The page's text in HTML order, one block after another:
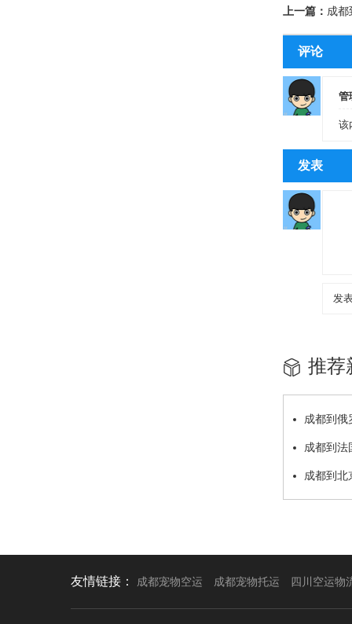
上一篇： 成都
评论
管
该
发表
推荐
成都到俄
成都到法
成都到北
友情链接： 成都宠物空运 成都宠物托运 四川空运物